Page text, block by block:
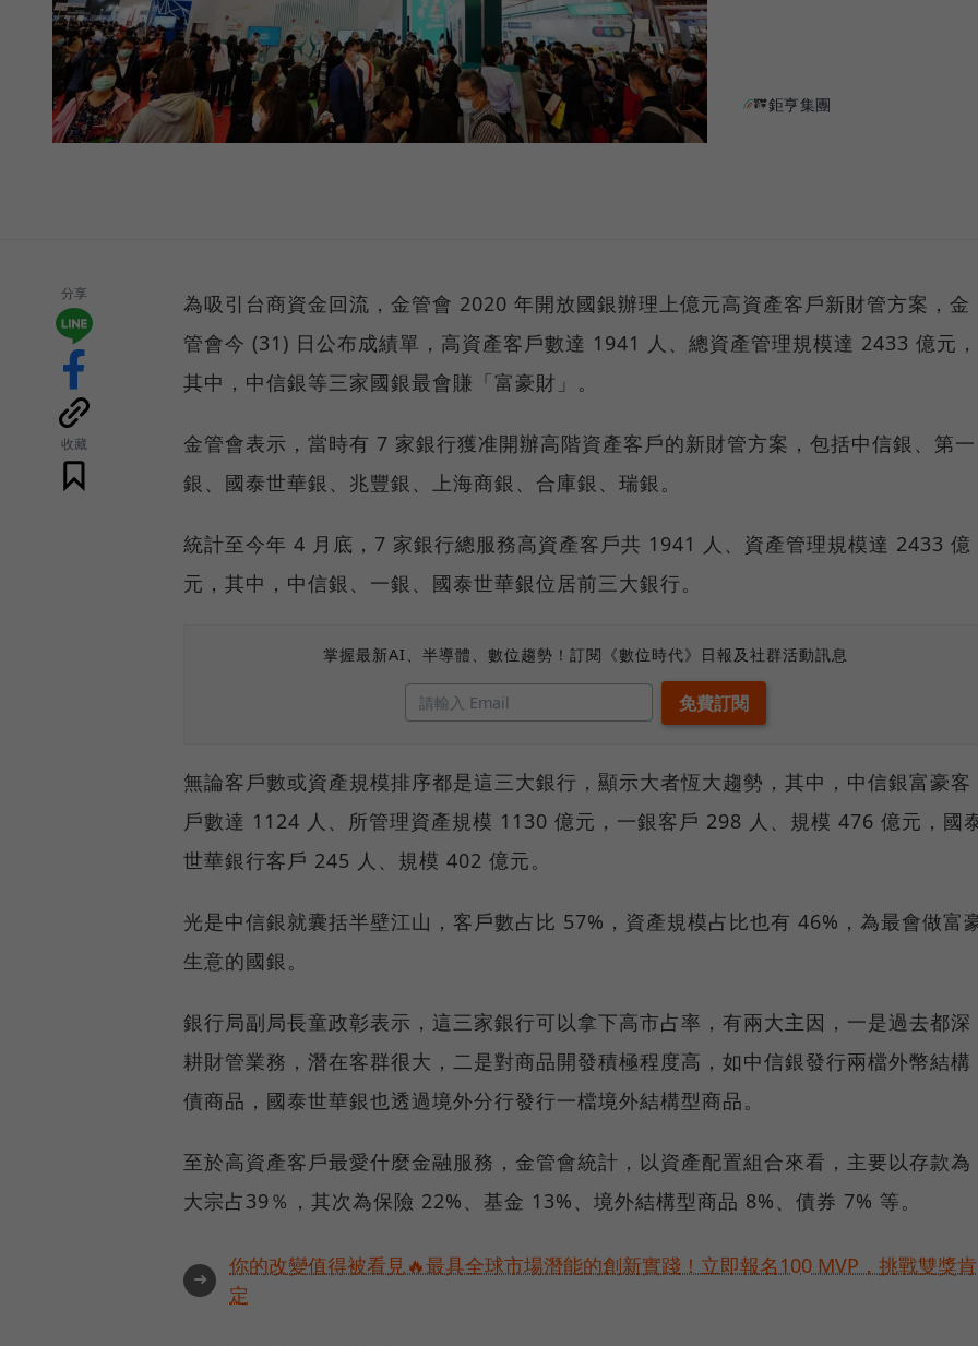
鉅亨集團
分享
收藏
為吸引台商資金回流，金管會 2020 年開放國銀辦理上億元高資產客戶新財管方案，金
管會今 (31) 日公布成績單，高資產客戶數達 1941 人、總資產管理規模達 2433 億元，
其中，中信銀等三家國銀最會賺「富豪財」。
金管會表示，當時有 7 家銀行獲准開辦高階資產客戶的新財管方案，包括中信銀、第一
銀、國泰世華銀、兆豐銀、上海商銀、合庫銀、瑞銀。
統計至今年 4 月底，7 家銀行總服務高資產客戶共 1941 人、資產管理規模達 2433 億
元，其中，中信銀、一銀、國泰世華銀位居前三大銀行。
掌握最新AI、半導體、數位趨勢！訂閱《數位時代》日報及社群活動訊息
無論客戶數或資產規模排序都是這三大銀行，顯示大者恆大趨勢，其中，中信銀富豪客
戶數達 1124 人、所管理資產規模 1130 億元，一銀客戶 298 人、規模 476 億元，國
世華銀行客戶 245 人、規模 402 億元。
光是中信銀就囊括半壁江山，客戶數占比 57%，資產規模占比也有 46%，為最會做富
生意的國銀。
銀行局副局長童政彰表示，這三家銀行可以拿下高市占率，有兩大主因，一是過去都深
耕財管業務，潛在客群很大，二是對商品開發積極程度高，如中信銀發行兩檔外幣結構
債商品，國泰世華銀也透過境外分行發行一檔境外結構型商品。
至於高資產客戶最愛什麼金融服務，金管會統計，以資產配置組合來看，主要以存款為
大宗占39％，其次為保險 22%、基金 13%、境外結構型商品 8%、債券 7% 等。
➜
你的改變值得被看見🔥最具全球市場潛能的創新實踐！立即報名100 MVP，挑戰雙獎肯
定